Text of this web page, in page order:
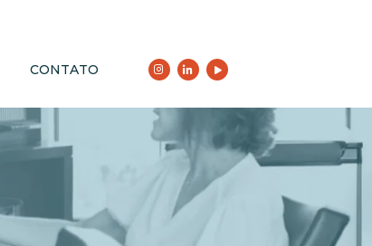
CONTATO